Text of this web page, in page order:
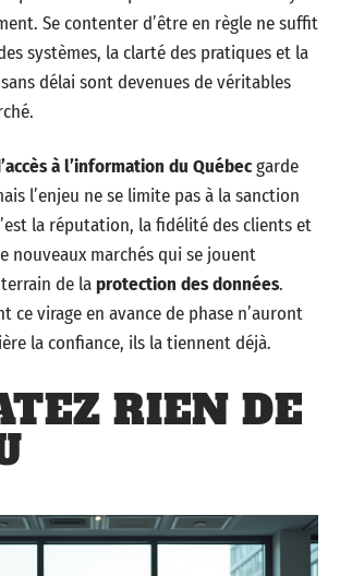
Se contenter d’être en règle ne suffit
systèmes, la clarté des pratiques et la
délai sont devenues de véritables
à l’information du Québecgarde
l’enjeu ne se limite pas à la sanction
la réputation, la fidélité des clients et
nouveaux marchés qui se jouent
de laprotection des données.
ce virage en avance de phase n’auront
la confiance, ils la tiennent déjà.
RIEN DE